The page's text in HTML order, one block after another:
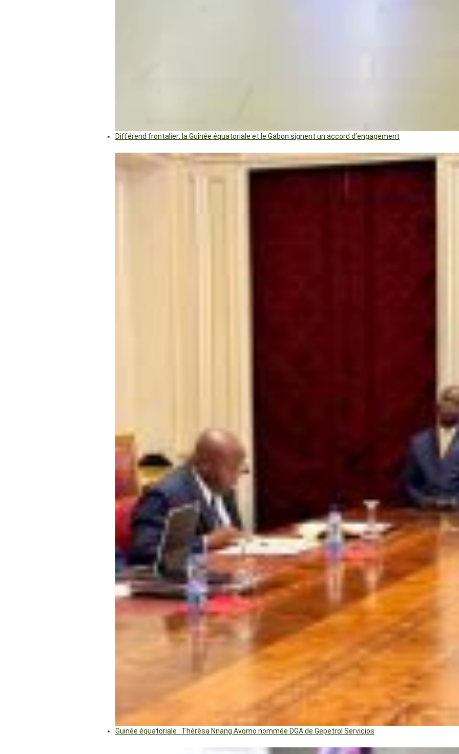
Différend frontalier: la Guinée équatoriale et le Gabon signent un accord d’engagement
Guinée équatoriale : Thérèsa Nnang Avomo nommée DGA de Gepetrol Servicios